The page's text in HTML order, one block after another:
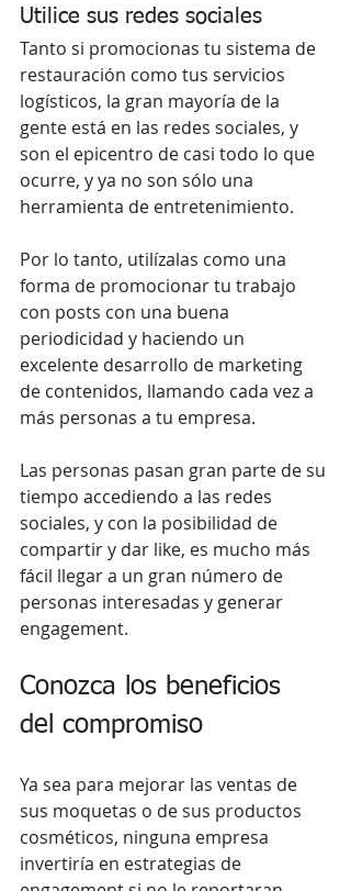
Utilice sus redes sociales
Tanto si promocionas tu sistema de
restauración como tus servicios
logísticos, la gran mayoría de la
gente está en las redes sociales, y
son el epicentro de casi todo lo que
ocurre, y ya no son sólo una
herramienta de entretenimiento.
Por lo tanto, utilízalas como una
forma de promocionar tu trabajo
con posts con una buena
periodicidad y haciendo un
excelente desarrollo de marketing
de contenidos, llamando cada vez a
más personas a tu empresa.
Las personas pasan gran parte de su
tiempo accediendo a las redes
sociales, y con la posibilidad de
compartir y dar like, es mucho más
fácil llegar a un gran número de
personas interesadas y generar
engagement.
Conozca los beneficios
del compromiso
Ya sea para mejorar las ventas de
sus moquetas o de sus productos
cosméticos, ninguna empresa
invertiría en estrategias de